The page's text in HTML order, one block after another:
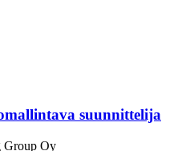
suunnittelija
Group Oy